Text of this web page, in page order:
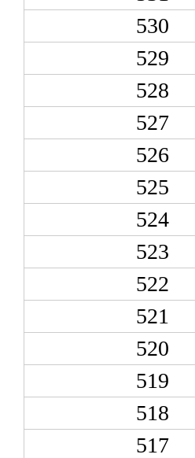
530
529
528
527
526
525
524
523
522
521
520
519
518
517